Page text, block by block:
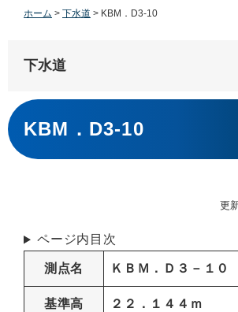
ホーム > 下水道 > KBM．D3-10
下水道
本
文
KBM．D3-10
更
ページ内目次
測点名 ＫＢＭ．Ｄ３－１０
基準高 ２２．１４４ｍ